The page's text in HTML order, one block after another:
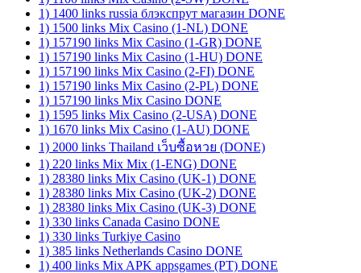
1) 1400 links russia блэкспрут магазин DONE
1) 1500 links Mix Casino (1-NL) DONE
1) 157190 links Mix Casino (1-GR) DONE
1) 157190 links Mix Casino (1-HU) DONE
1) 157190 links Mix Casino (2-FI) DONE
1) 157190 links Mix Casino (2-PL) DONE
1) 157190 links Mix Casino DONE
1) 1595 links Mix Casino (2-USA) DONE
1) 1670 links Mix Casino (1-AU) DONE
1) 2000 links Thailand เว็บซื้อหวย (DONE)
1) 220 links Mix Mix (1-ENG) DONE
1) 28380 links Mix Casino (UK-1) DONE
1) 28380 links Mix Casino (UK-2) DONE
1) 28380 links Mix Casino (UK-3) DONE
1) 330 links Canada Casino DONE
1) 330 links Turkiye Casino
1) 385 links Netherlands Casino DONE
1) 400 links Mix APK appsgames (PT) DONE